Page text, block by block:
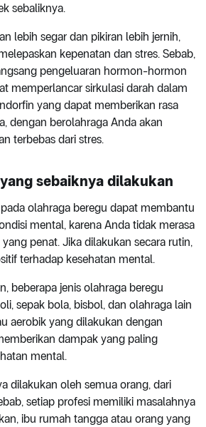
sebaliknya.
lebih segar dan pikiran lebih jernih,
kepenatan dan stres. Sebab,
pengeluaran hormon-hormon
memperlancar sirkulasi darah dalam
yang dapat memberikan rasa
dengan berolahraga Anda akan
terbebas dari stres.
sebaiknya dilakukan
olahraga beregu dapat membantu
mental, karena Anda tidak merasa
penat. Jika dilakukan secara rutin,
terhadap kesehatan mental.
beberapa jenis olahraga beregu
sepak bola, bisbol, dan olahraga lain
aerobik yang dilakukan dengan
dampak yang paling
mental.
dilakukan oleh semua orang, dari
setiap profesi memiliki masalahnya
ibu rumah tangga atau orang yang